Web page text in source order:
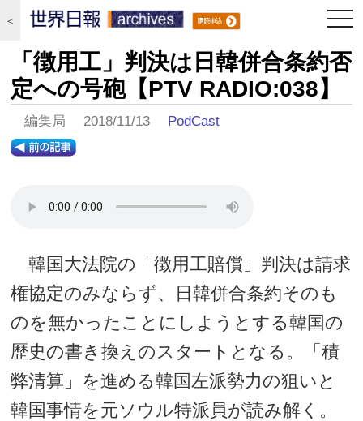
＜
「徴用工」判決は日韓併合条約否
定への号砲【PTV RADIO:038】
編集局 2018/11/13 PodCast
韓国大法院の「徴用工賠償」判決は請求
権協定のみならず、日韓併合条約そのも
のを無かったことにしようとする韓国の
歴史の書き換えのスタートとなる。「積
弊清算」を進める韓国左派勢力の狙いと
韓国事情を元ソウル特派員が読み解く。